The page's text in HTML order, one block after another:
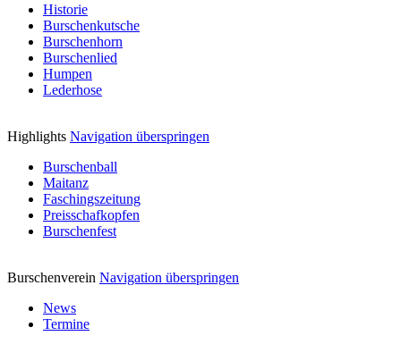
Historie
Burschenkutsche
Burschenhorn
Burschenlied
Humpen
Lederhose
Highlights Navigation überspringen
Burschenball
Maitanz
Faschingszeitung
Preisschafkopfen
Burschenfest
Burschenverein Navigation überspringen
News
Termine